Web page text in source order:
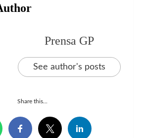
Prensa GP
See author's posts
Share this...